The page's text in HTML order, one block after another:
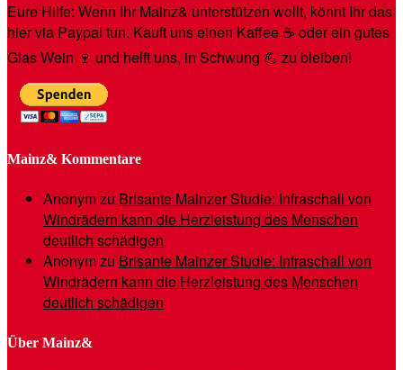
Eure Hilfe: Wenn Ihr Mainz& unterstützen wollt, könnt Ihr das
hier via Paypal tun. Kauft uns einen Kaffee ☕️ oder ein gutes
Glas Wein 🍷 und helft uns, in Schwung 💪 zu bleiben!
Mainz& Kommentare
Anonymzu Brisante Mainzer Studie: Infraschall von
Windrädern kann die Herzleistung des Menschen
deutlich schädigen
Anonymzu Brisante Mainzer Studie: Infraschall von
Windrädern kann die Herzleistung des Menschen
deutlich schädigen
Über Mainz&